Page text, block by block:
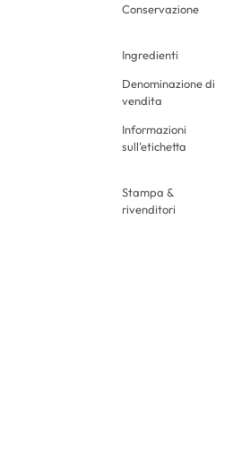
Conservazione
Ingredienti
Denominazione di
vendita
Informazioni
sull'etichetta
Stampa &
rivenditori